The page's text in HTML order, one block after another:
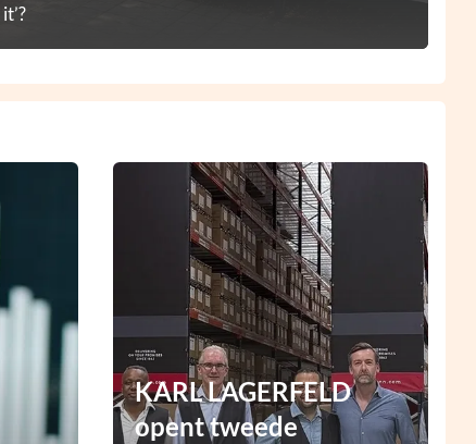
KARL LAGERFELD
opent tweede